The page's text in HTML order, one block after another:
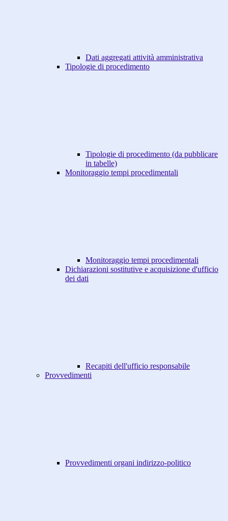
Dati aggregati attività amministrativa
Tipologie di procedimento
Tipologie di procedimento (da pubblicare
in tabelle)
Monitoraggio tempi procedimentali
Monitoraggio tempi procedimentali
Dichiarazioni sostitutive e acquisizione d'ufficio
dei dati
Recapiti dell'ufficio responsabile
Provvedimenti
Provvedimenti organi indirizzo-politico